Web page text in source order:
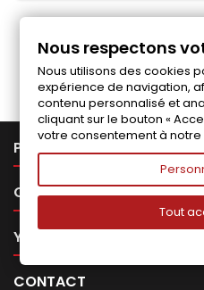
Follow us
PRODUCTS
OUR COMPANY
YOUR ACCOUNT
CONTACT
Nous respectons
Nous utilisons des cookies
expérience de navigation,
contenu personnalisé et
cliquant sur le bouton «
votre consentement à
Tout